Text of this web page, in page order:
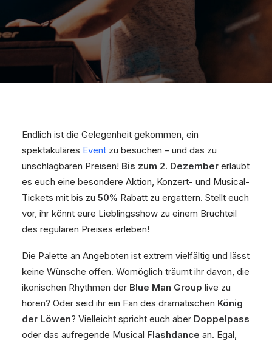
Endlich ist die Gelegenheit gekommen, ein
spektakuläres Event zu besuchen – und das zu
unschlagbaren Preisen! Bis zum 2. Dezember erlaubt
es euch eine besondere Aktion, Konzert- und Musical-
Tickets mit bis zu 50% Rabatt zu ergattern. Stellt euch
vor, ihr könnt eure Lieblingsshow zu einem Bruchteil
des regulären Preises erleben!
Die Palette an Angeboten ist extrem vielfältig und lässt
keine Wünsche offen. Womöglich träumt ihr davon, die
ikonischen Rhythmen der Blue Man Group live zu
hören? Oder seid ihr ein Fan des dramatischen König
der Löwen? Vielleicht spricht euch aber Doppelpass
oder das aufregende Musical Flashdance an. Egal,